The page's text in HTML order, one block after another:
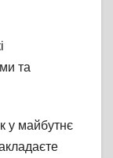
та
у майбутнє